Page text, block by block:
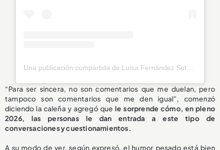
“Para ser sincera, no son comentarios que me duelan, pero
tampoco son comentarios que me den igual”, comenzó
diciendo la caleña y agregó quele sorprende cómo, en pleno
2026, las personas le dan entrada a este tipo de
conversaciones y cuestionamientos.
A su modo de ver, según expresó, el humor pesado está bien